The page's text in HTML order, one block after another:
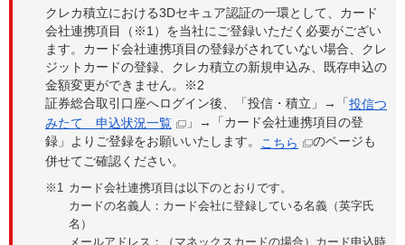
クレカ積立における3Dセキュア認証の一環として、カード
会社連携項目（※1）を当社にご登録いただく必要がござい
ます。カード会社連携項目の登録がされていない場合、クレ
ジットカードの登録、クレカ積立の新規申込み、既存申込の
金額変更ができません。※2
証券総合取引口座へログイン後、「投信・積立」→「投信つ
みたて 申込状況一覧
」→「カード会社連携項目の登
録」よりご登録をお願いいたします。
こちら
のページも
併せてご確認ください。
カード会社連携項目は以下のとおりです。
カードの名義人：カード会社に登録している名義（英字氏
名）
メールアドレス：（マネックスカードの場合）カード申込時